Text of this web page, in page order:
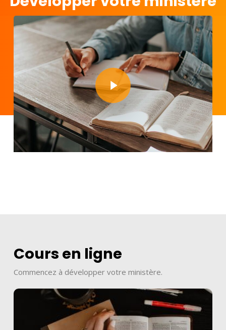
Play Video
Cours en ligne
Commencez à développer votre ministère.